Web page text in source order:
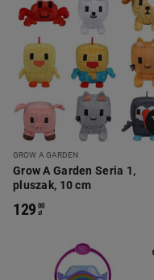
GROW A GARDEN
Grow A Garden Seria 1,
pluszak, 10 cm
129 00
zł